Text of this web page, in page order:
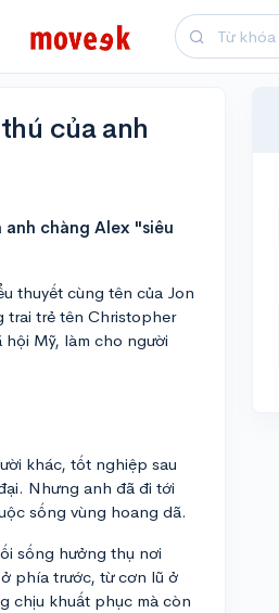
của anh
chàng Alex "siêu
thuyết cùng tên của Jon
trai trẻ tên Christopher
Mỹ, làm cho người
khác, tốt nghiệp sau
Nhưng anh đã đi tới
sống vùng hoang dã.
sống hưởng thụ nơi
phía trước, từ cơn lũ ở
chịu khuất phục mà còn